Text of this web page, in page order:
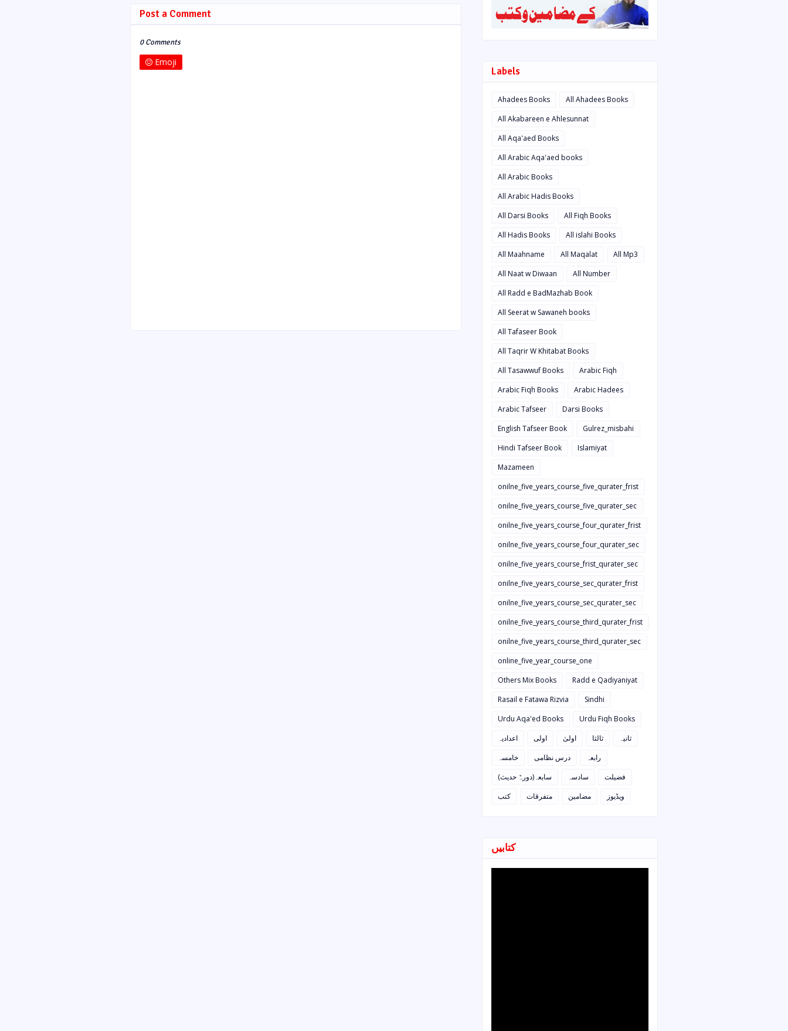
Post a Comment
0 Comments
Emoji
Labels
Ahadees Books
All Ahadees Books
All Akabareen e Ahlesunnat
All Aqa'aed Books
All Arabic Aqa'aed books
All Arabic Books
All Arabic Hadis Books
All Darsi Books
All Fiqh Books
All Hadis Books
All islahi Books
All Maahname
All Maqalat
All Mp3
All Naat w Diwaan
All Number
All Radd e BadMazhab Book
All Seerat w Sawaneh books
All Tafaseer Book
All Taqrir W Khitabat Books
All Tasawwuf Books
Arabic Fiqh
Arabic Fiqh Books
Arabic Hadees
Arabic Tafseer
Darsi Books
English Tafseer Book
Gulrez_misbahi
Hindi Tafseer Book
Islamiyat
Mazameen
onilne_five_years_course_five_qurater_frist
onilne_five_years_course_five_qurater_sec
onilne_five_years_course_four_qurater_frist
onilne_five_years_course_four_qurater_sec
onilne_five_years_course_frist_qurater_sec
onilne_five_years_course_sec_qurater_frist
onilne_five_years_course_sec_qurater_sec
onilne_five_years_course_third_qurater_frist
onilne_five_years_course_third_qurater_sec
online_five_year_course_one
Others Mix Books
Radd e Qadiyaniyat
Rasail e Fatawa Rizvia
Sindhi
Urdu Aqa'ed Books
Urdu Fiqh Books
اعدادیہ
اولی اولیٰ ثالثا
ثانیہ
خامسہ
درس نظامی
رابعہ
سابعہ(دورہٌ حدیث)
سادسہ
فضیلت
کتب
متفرقات مضامین ویڈیوز
کتابیں